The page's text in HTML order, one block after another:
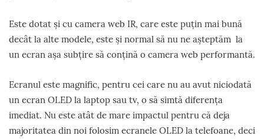
Este dotat și cu camera web IR, care este puțin mai bună
decât la alte modele, este și normal să nu ne așteptăm la
un ecran așa subțire să conțină o camera web performantă.
Ecranul este magnific, pentru cei care nu au avut niciodată
un ecran OLED la laptop sau tv, o să simtă diferența
imediat. Nu este atât de mare impactul pentru că deja
majoritatea din noi folosim ecranele OLED la telefoane, deci